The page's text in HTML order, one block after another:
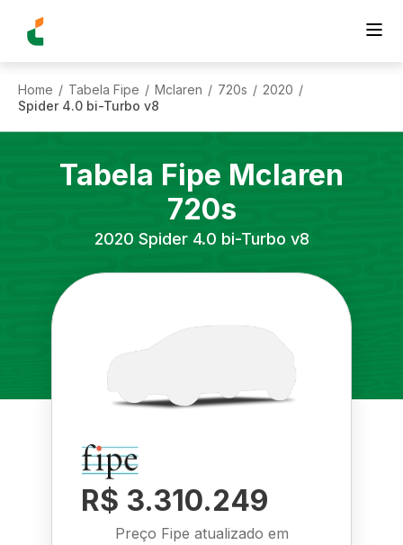
Home / Tabela Fipe / Mclaren / 720s / 2020 /
Spider 4.0 bi-Turbo v8
Tabela Fipe Mclaren
720s
2020 Spider 4.0 bi-Turbo v8
R$ 3.310.249
Preço Fipe atualizado em